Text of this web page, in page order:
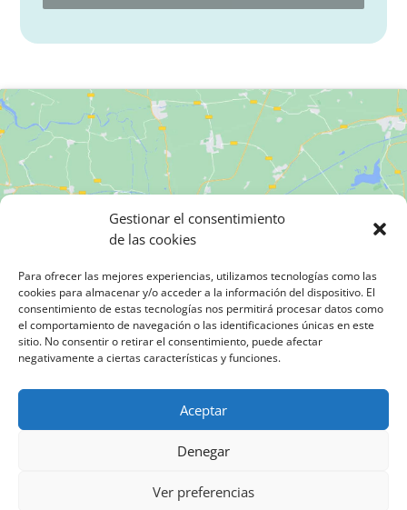
Gestionar el consentimiento
de las cookies
Para ofrecer las mejores experiencias, utilizamos tecnologías como las
cookies para almacenar y/o acceder a la información del dispositivo. El
consentimiento de estas tecnologías nos permitirá procesar datos como
el comportamiento de navegación o las identificaciones únicas en este
sitio. No consentir o retirar el consentimiento, puede afectar
negativamente a ciertas características y funciones.
Aceptar
Denegar
Ver preferencias
Haz clic para aceptar cookies de
marketing y permitir este contenido